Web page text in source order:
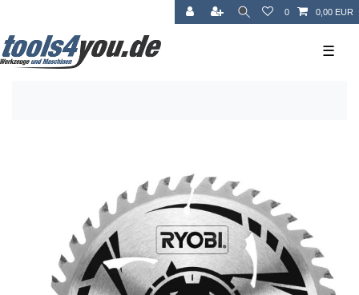
0 0,00 EUR
☰